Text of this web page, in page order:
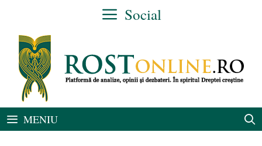
conținut
Social
MENIU